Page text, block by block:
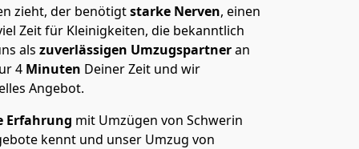
zieht, der benötigtstarke Nerven, einen
Zeit für Kleinigkeiten, die bekanntlich
als zuverlässigen Umzugspartneran
4 Minuten Deiner Zeit und wir
Angebot.
Erfahrung mit Umzügen von Schwerin
kennt und unser Umzug von